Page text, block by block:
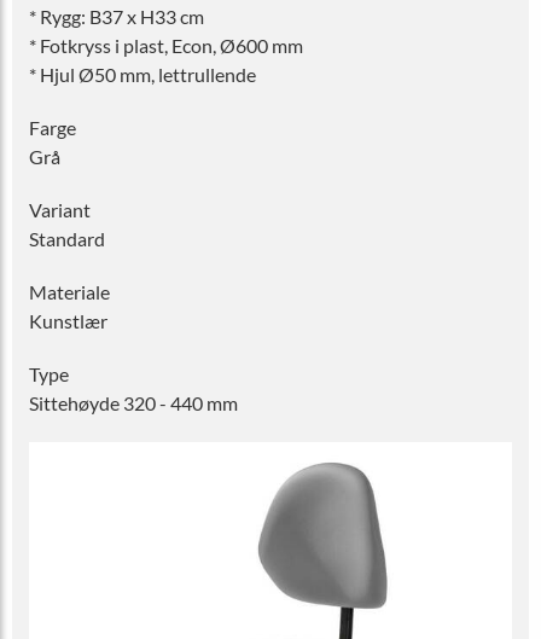
* Rygg: B37 x H33 cm
* Fotkryss i plast, Econ, Ø600 mm
* Hjul Ø50 mm, lettrullende
Farge
Grå
Variant
Standard
Materiale
Kunstlær
Type
Sittehøyde 320 - 440 mm